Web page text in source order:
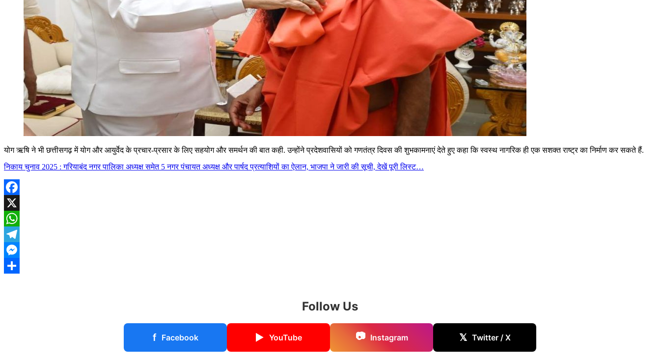
योग ऋषि ने भी छत्तीसगढ़ में योग और आयुर्वेद के प्रचार-प्रसार के लिए सहयोग और समर्थन की बात कही. उन्होंने प्रदेशवासियों को गणतंत्र दिवस की शुभकामनाएं देते हुए कहा कि स्वस्थ नागरिक ही एक सशक्त राष्ट्र का निर्माण कर सकते हैं.
निकाय चुनाव 2025 : गरियाबंद नगर पालिका अध्यक्ष समेत 5 नगर पंचायत अध्यक्ष और पार्षद प्रत्याशियों का ऐलान, भाजपा ने जारी की सूची, देखें पूरी लिस्ट…
Facebook
X
WhatsApp
Telegram
Messenger
Follow Us
f Facebook ▶ YouTube 📷 Instagram 𝕏 Twitter / X